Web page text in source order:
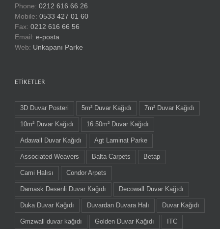
Phone: 0212 616 66 26
Mobile: 0533 427 01 60
Fax: 0212 616 66 56
Email: e-posta
Web: Unkapanı Parke
ETIKETLER
3D Duvar Posteri 5m² Duvar Kağıdı 7m² Duvar Kağıdı
10m² Duvar Kağıdı 16.50m² Duvar Kağıdı
Adawall Duvar Kağıdı Agt Laminat Parke
Associated Weavers Balta Carpets Betap
Cami Halısı Condor Arpets
Damask Desenli Duvar Kağıdı Decowall Duvar Kağıdı
Duka Duvar Kağıdı Duvardan Duvara Halı Duvar Kağıdı
Gmzwall duvar kağıdı Golden Duvar Kağıdı ITC